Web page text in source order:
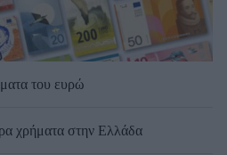
του ευρώ
χρήματα στην Ελλάδα